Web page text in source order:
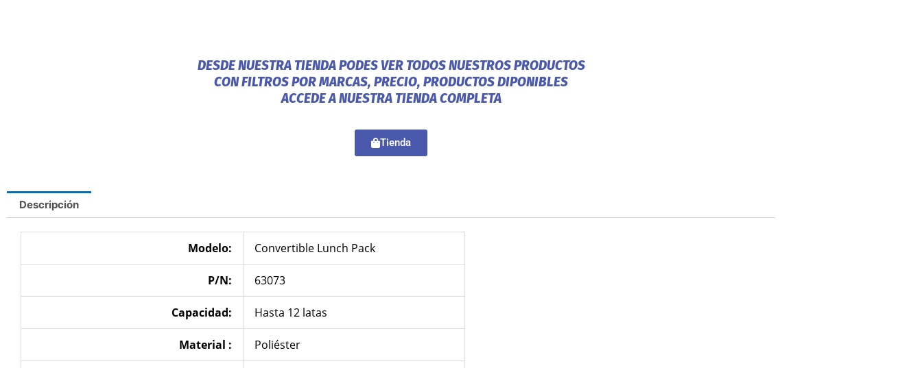
DESDE NUESTRA TIENDA PODES VER TODOS NUESTROS PRODUCTOS
CON FILTROS POR MARCAS, PRECIO, PRODUCTOS DIPONIBLES
ACCEDE A NUESTRA TIENDA COMPLETA
Tienda
Descripción
Modelo: Convertible Lunch Pack
P/N: 63073
Capacidad: Hasta 12 latas
Material : Poliéster